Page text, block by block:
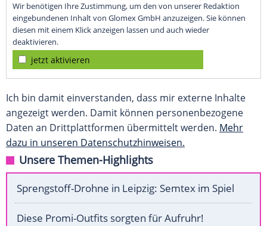
Wir benötigen Ihre Zustimmung, um den von unserer Redaktion
eingebundenen Inhalt von Glomex GmbH anzuzeigen. Sie können
diesen mit einem Klick anzeigen lassen und auch wieder
deaktivieren.
jetzt aktivieren
Ich bin damit einverstanden, dass mir externe Inhalte
angezeigt werden. Damit können personenbezogene
Daten an Drittplattformen übermittelt werden. Mehr
dazu in unseren Datenschutzhinweisen.
Unsere Themen-Highlights
Sprengstoff-Drohne in Leipzig: Semtex im Spiel
Diese Promi-Outfits sorgten für Aufruhr!